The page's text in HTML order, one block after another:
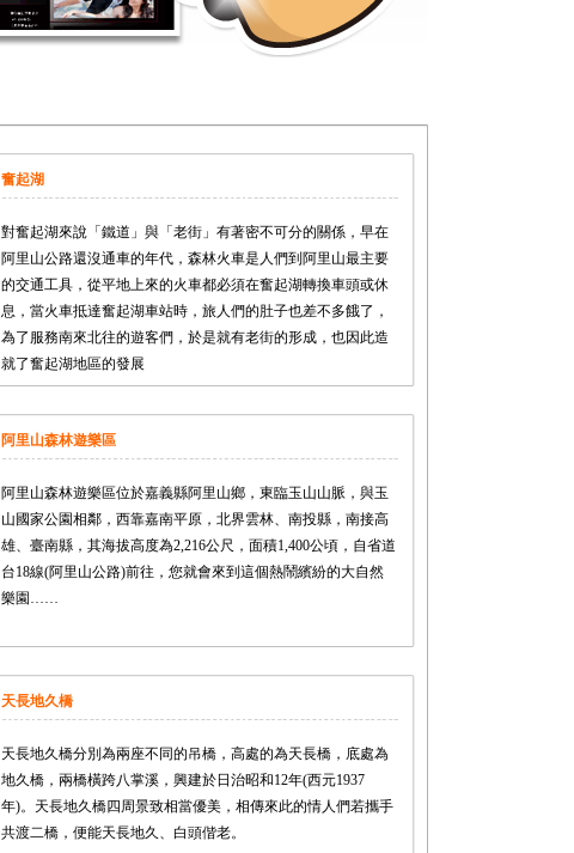
奮起湖
對奮起湖來說「鐵道」與「老街」有著密不可分的關係，早在
阿里山公路還沒通車的年代，森林火車是人們到阿里山最主要
的交通工具，從平地上來的火車都必須在奮起湖轉換車頭或休
息，當火車抵達奮起湖車站時，旅人們的肚子也差不多餓了，
為了服務南來北往的遊客們，於是就有老街的形成，也因此造
就了奮起湖地區的發展
阿里山森林遊樂區
阿里山森林遊樂區位於嘉義縣阿里山鄉，東臨玉山山脈，與玉
山國家公園相鄰，西靠嘉南平原，北界雲林、南投縣，南接高
雄、臺南縣，其海拔高度為2,216公尺，面積1,400公頃，自省道
台18線(阿里山公路)前往，您就會來到這個熱鬧繽紛的大自然
樂園……
天長地久橋
天長地久橋分別為兩座不同的吊橋，高處的為天長橋，底處為
地久橋，兩橋橫跨八掌溪，興建於日治昭和12年(西元1937
年)。天長地久橋四周景致相當優美，相傳來此的情人們若攜手
共渡二橋，便能天長地久、白頭偕老。